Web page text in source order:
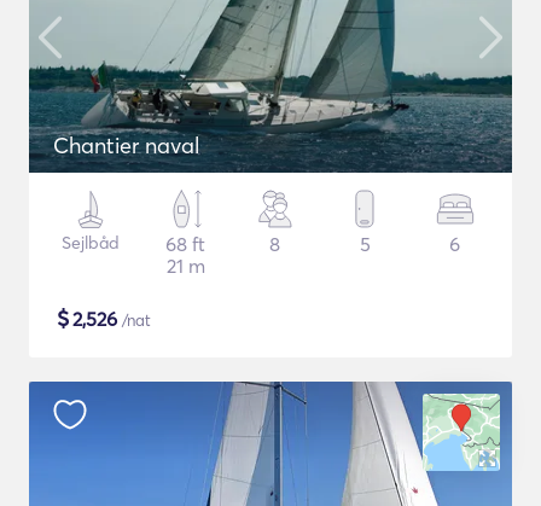
Chantier naval
Sejlbåd
68 ft
21 m
8 5 6
$2,526 /nat